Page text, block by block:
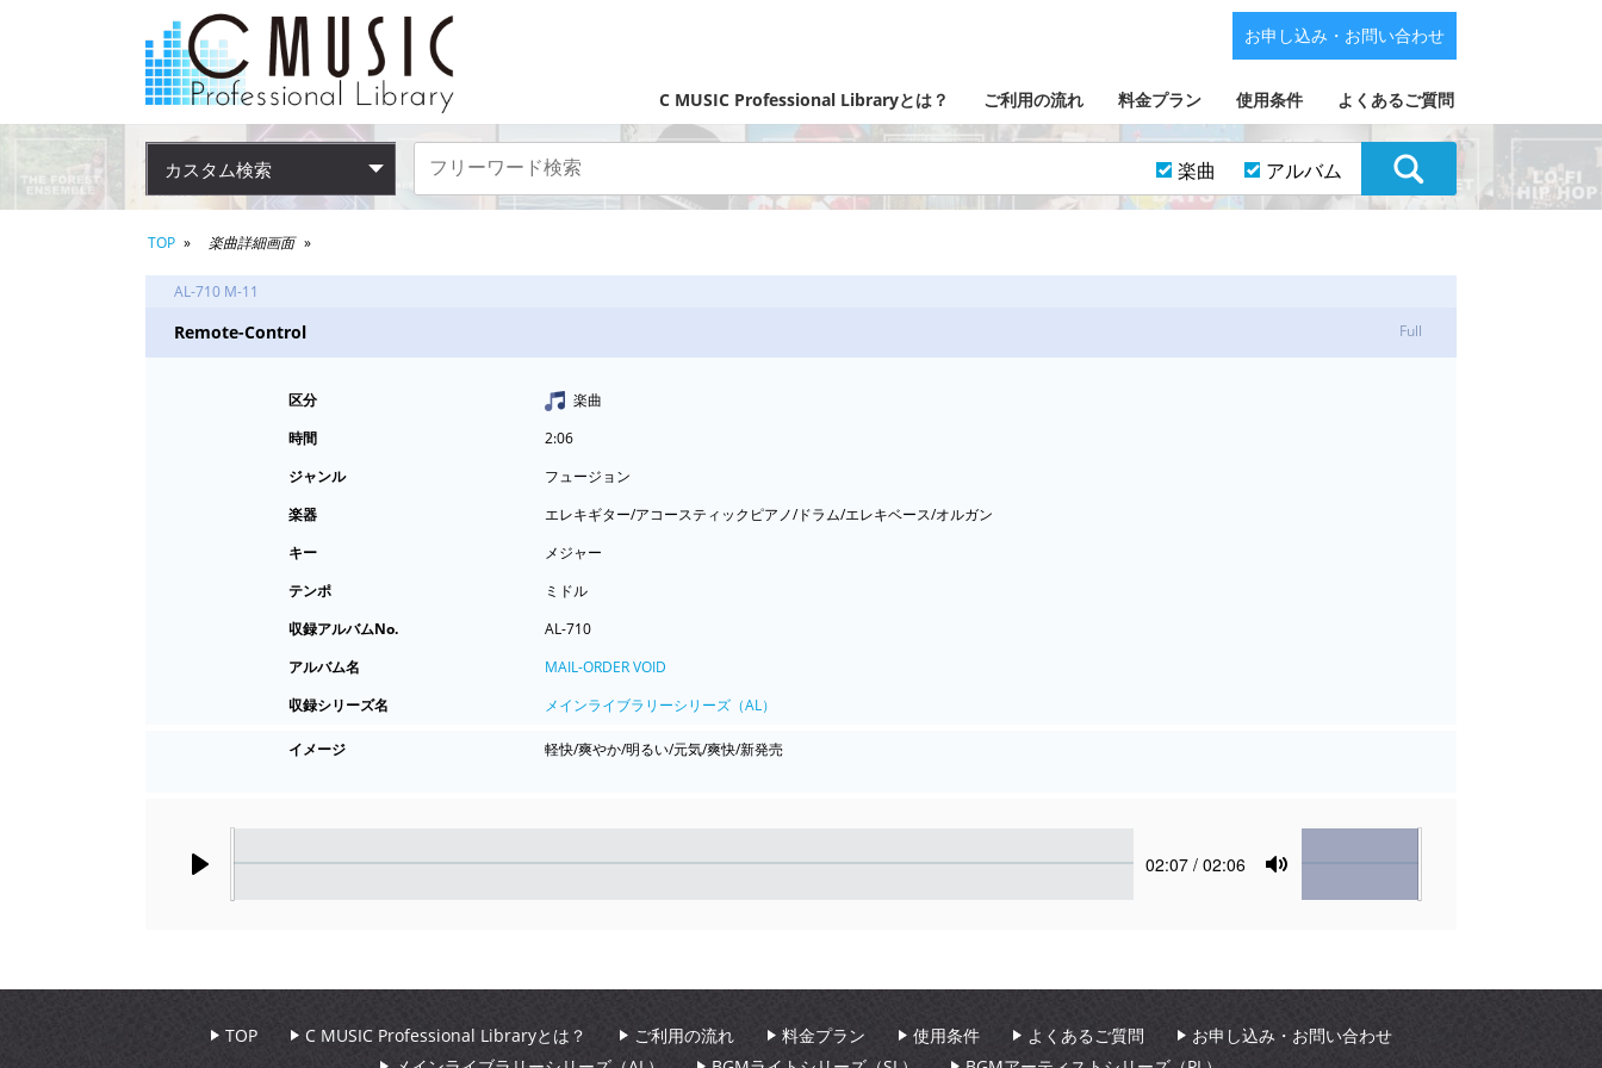
C MUSIC Professional Libraryとは？ ご利用の流れ 料金プラン 使用条件 よくあるご質問
お申し込み・お問い合わせ
カスタム検索 楽曲 アルバム
TOP 楽曲詳細画面
AL-710 M-11
Remote-Control Full
区分
楽曲
時間
2:06
ジャンル
フュージョン
楽器
エレキギター/アコースティックピアノ/ドラム/エレキベース/オルガン
キー
メジャー
テンポ
ミドル
収録アルバムNo.
AL-710
アルバム名
MAIL-ORDER VOID
収録シリーズ名
メインライブラリーシリーズ（AL）
イメージ 軽快/爽やか/明るい/元気/爽快/新発売
Current
02:07 / 02:06
Mute
Volume
TOP C MUSIC Professional Libraryとは？ ご利用の流れ 料金プラン 使用条件 よくあるご質問
お申し込み・お問い合わせ